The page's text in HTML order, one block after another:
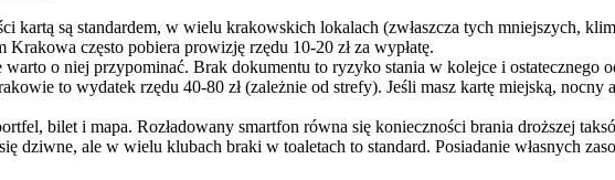
kartą są standardem, w wielu krakowskich lokalach (zwłaszcza tych mniejszych,
często pobiera prowizję rzędu 10-20 zł za wypłatę.
warto o niej przypominać. Brak dokumentu to ryzyko stania w kolejce i ostatecznego
to wydatek rzędu 40-80 zł (zależnie od strefy). Jeśli masz kartę miejską, nocny
bilet i mapa. Rozładowany smartfon równa się konieczności brania droższej
dziwne, ale w wielu klubach braki w toaletach to standard. Posiadanie własnych